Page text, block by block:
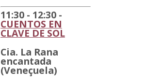
11:30 - 12:30 -
CUENTOS EN
CLAVE DE SOL
Cia. La Rana
encantada
(Veneçuela)